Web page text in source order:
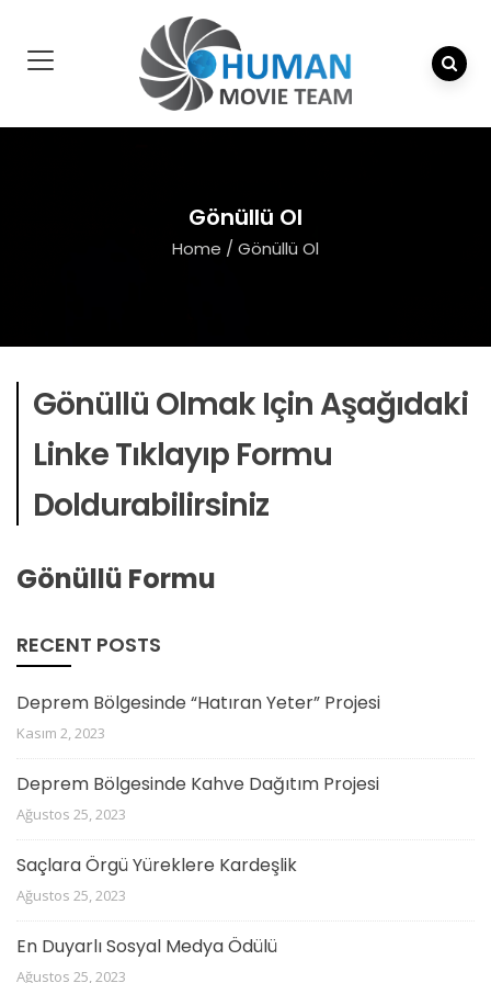
Gönüllü Ol
Home / Gönüllü Ol
Gönüllü Olmak Için Aşağıdaki
Linke Tıklayıp Formu
Doldurabilirsiniz
Gönüllü Formu
RECENT POSTS
Deprem Bölgesinde “Hatıran Yeter” Projesi
Kasım 2, 2023
Deprem Bölgesinde Kahve Dağıtım Projesi
Ağustos 25, 2023
Saçlara Örgü Yüreklere Kardeşlik
Ağustos 25, 2023
En Duyarlı Sosyal Medya Ödülü
Ağustos 25, 2023